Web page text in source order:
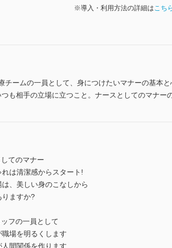
※導入・利用方法の詳細はこち
チームの一員として、身につけたいマナーの基本
も相手の立場に立つこと。ナースとしてのマナー
てのマナー
は清潔感からスタート!
、美しい身のこなしから
ますか?
フの一員として
場を明るくします
間関係を作ります